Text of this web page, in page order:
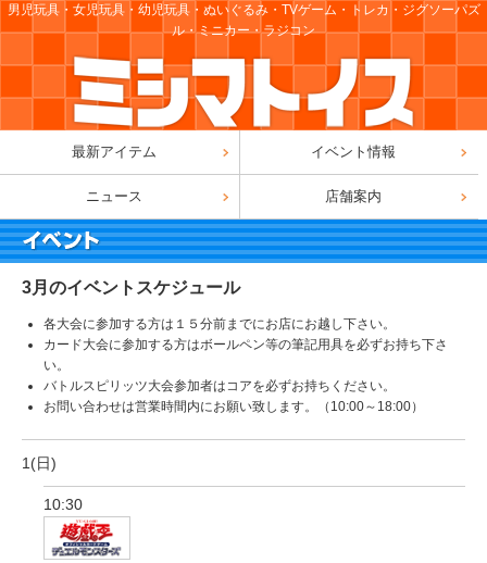
男児玩具・女児玩具・幼児玩具・ぬいぐるみ・TVゲーム・トレカ・ジグソーパズ
ル・ミニカー・ラジコン
最新アイテム イベント情報
ニュース 店舗案内
3月のイベントスケジュール
各大会に参加する方は１５分前までにお店にお越し下さい。
カード大会に参加する方はボールペン等の筆記用具を必ずお持ち下さ
い。
バトルスピリッツ大会参加者はコアを必ずお持ちください。
お問い合わせは営業時間内にお願い致します。（10:00～18:00）
1(日)
10:30